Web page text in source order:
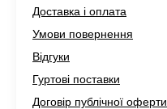
Доставка і оплата
Умови повернення
Відгуки
Гуртові поставки
Договір публічної оферти